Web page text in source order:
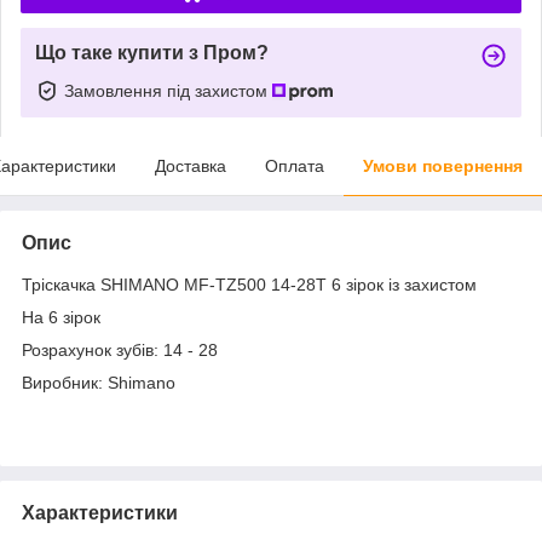
Що таке купити з Пром?
Замовлення під захистом
Доставка Оплата Умови повернення
Опис
Тріскачка SHIMANO MF-TZ500 14-28Т 6 зірок із захистом
На 6 зірок
Розрахунок зубів: 14 - 28
Виробник: Shimano
Характеристики